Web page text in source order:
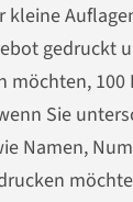
gedruckt
möchten, 100
Sie
Namen,